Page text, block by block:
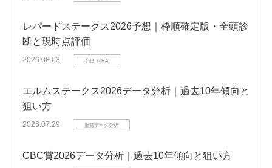
レパードステークス2026予想｜枠順確定版・全頭診
断と現時点評価
2026.08.03 予想（JRA)
エルムステークス2026データ分析｜過去10年傾向と
狙い方
2026.07.29 重賞データ分析
CBC賞2026データ分析｜過去10年傾向と狙い方